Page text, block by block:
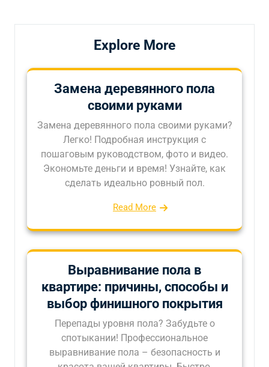
Explore More
Замена деревянного пола
своими руками
Замена деревянного пола своими руками?
Легко! Подробная инструкция с
пошаговым руководством, фото и видео.
Экономьте деньги и время! Узнайте, как
сделать идеально ровный пол.
Read More
Выравнивание пола в
квартире: причины, способы и
выбор финишного покрытия
Перепады уровня пола? Забудьте о
спотыкании! Профессиональное
выравнивание пола – безопасность и